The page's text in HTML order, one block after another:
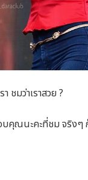
ชมว่าเราสวย ?
ณนะคะที่ชม จริงๆ